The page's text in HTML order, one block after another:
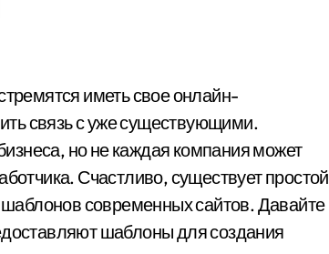
связь с уже существующими.
но не каждая компания может
Счастливо, существует простой
современных сайтов. Давайте
шаблоны для создания